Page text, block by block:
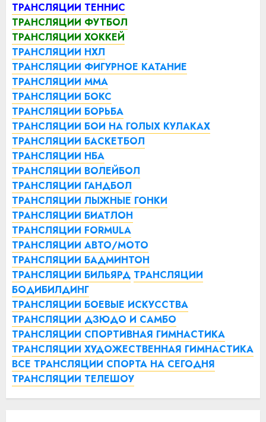
ТРАНСЛЯЦИИ ТЕННИС
ТРАНСЛЯЦИИ ФУТБОЛ
ТРАНСЛЯЦИИ ХОККЕЙ
ТРАНСЛЯЦИИ НХЛ
ТРАНСЛЯЦИИ ФИГУРНОЕ КАТАНИЕ
ТРАНСЛЯЦИИ ММА
ТРАНСЛЯЦИИ БОКС
ТРАНСЛЯЦИИ БОРЬБА
ТРАНСЛЯЦИИ БОИ НА ГОЛЫХ КУЛАКАХ
ТРАНСЛЯЦИИ БАСКЕТБОЛ
ТРАНСЛЯЦИИ НБА
ТРАНСЛЯЦИИ ВОЛЕЙБОЛ
ТРАНСЛЯЦИИ ГАНДБОЛ
ТРАНСЛЯЦИИ ЛЫЖНЫЕ ГОНКИ
ТРАНСЛЯЦИИ БИАТЛОН
ТРАНСЛЯЦИИ FORMULA
ТРАНСЛЯЦИИ АВТО/МОТО
ТРАНСЛЯЦИИ БАДМИНТОН
ТРАНСЛЯЦИИ БИЛЬЯРД ТРАНСЛЯЦИИ
БОДИБИЛДИНГ
ТРАНСЛЯЦИИ БОЕВЫЕ ИСКУССТВА
ТРАНСЛЯЦИИ ДЗЮДО И САМБО
ТРАНСЛЯЦИИ СПОРТИВНАЯ ГИМНАСТИКА
ТРАНСЛЯЦИИ ХУДОЖЕСТВЕННАЯ ГИМНАСТИКА
ВСЕ ТРАНСЛЯЦИИ СПОРТА НА СЕГОДНЯ
ТРАНСЛЯЦИИ ТЕЛЕШОУ